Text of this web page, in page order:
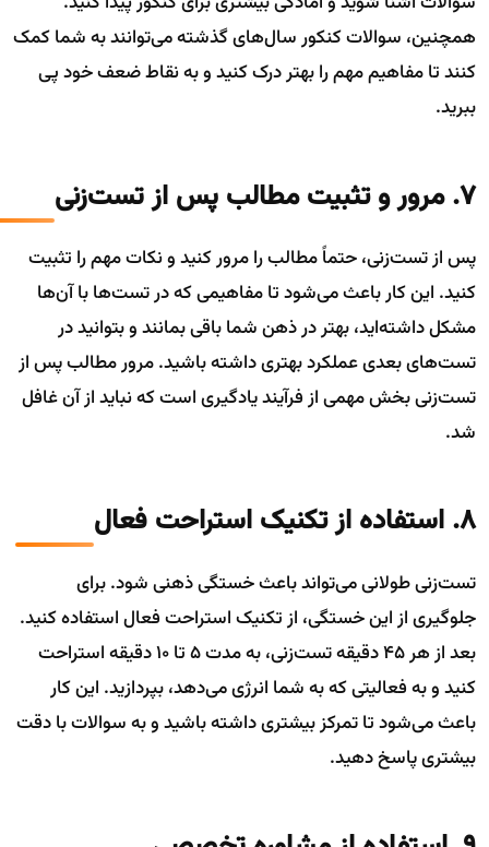
همچنین، سوالات کنکور سال‌های گذشته می‌توانند به شما کمک
کنند تا مفاهیم مهم را بهتر درک کنید و به نقاط ضعف خود پی
ببرید.
7. مرور و تثبیت مطالب پس از تست‌زنی
پس از تست‌زنی، حتماً مطالب را مرور کنید و نکات مهم را تثبیت
کنید. این کار باعث می‌شود تا مفاهیمی که در تست‌ها با آن‌ها
مشکل داشته‌اید، بهتر در ذهن شما باقی بمانند و بتوانید در
تست‌های بعدی عملکرد بهتری داشته باشید. مرور مطالب پس از
تست‌زنی بخش مهمی از فرآیند یادگیری است که نباید از آن غافل
شد.
8. استفاده از تکنیک استراحت فعال
تست‌زنی طولانی می‌تواند باعث خستگی ذهنی شود. برای
جلوگیری از این خستگی، از تکنیک استراحت فعال استفاده کنید.
بعد از هر 45 دقیقه تست‌زنی، به مدت 5 تا 10 دقیقه استراحت
کنید و به فعالیتی که به شما انرژی می‌دهد، بپردازید. این کار
باعث می‌شود تا تمرکز بیشتری داشته باشید و به سوالات با دقت
بیشتری پاسخ دهید.